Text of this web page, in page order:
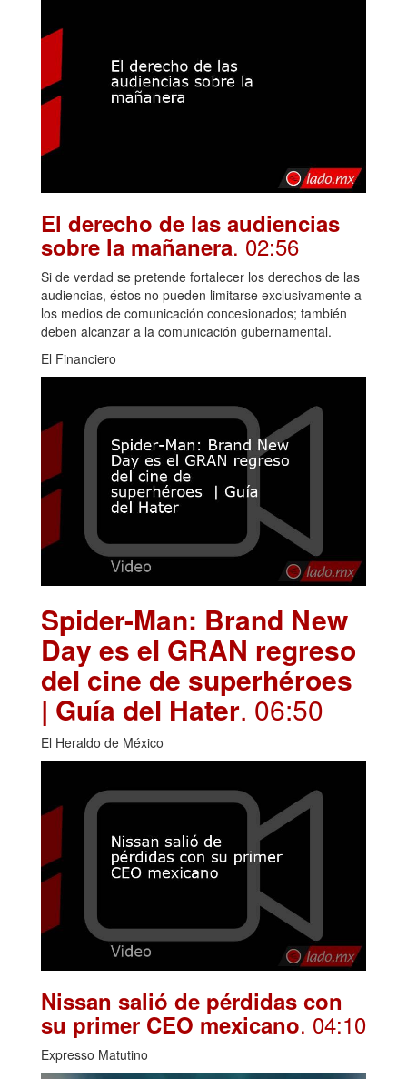
El derecho de las audiencias
sobre la mañanera. 02:56
Si de verdad se pretende fortalecer los derechos de las
audiencias, éstos no pueden limitarse exclusivamente a
los medios de comunicación concesionados; también
deben alcanzar a la comunicación gubernamental.
El Financiero
Spider-Man: Brand New
Day es el GRAN regreso
del cine de superhéroes
| Guía del Hater. 06:50
El Heraldo de México
Nissan salió de pérdidas con
su primer CEO mexicano. 04:10
Expresso Matutino